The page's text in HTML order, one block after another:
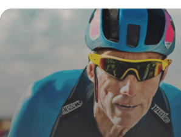
Distance S : Stratégies
4 juillet 2025